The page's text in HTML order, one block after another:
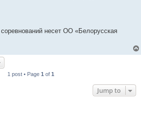
несет ОО «Белорусская
1 post • Page 1 of 1
Jump to